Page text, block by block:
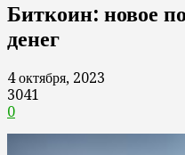
Биткоин: новое
денег
4 октября, 2023
3041
0